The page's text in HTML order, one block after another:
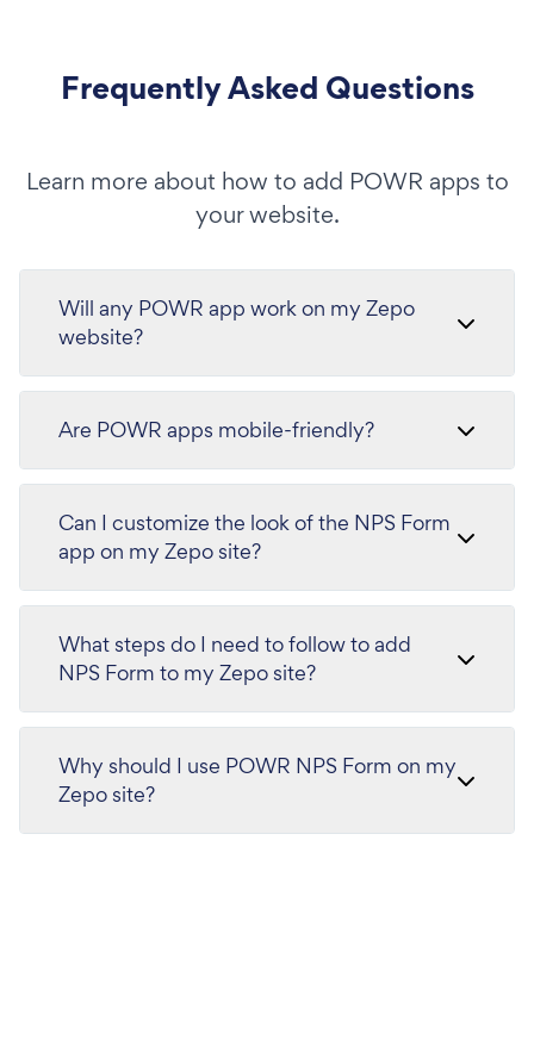
Frequently Asked Questions
Learn more about how to add POWR apps to
your website.
Will any POWR app work on my Zepo
website?
Are POWR apps mobile-friendly?
Can I customize the look of the NPS Form
app on my Zepo site?
What steps do I need to follow to add
NPS Form to my Zepo site?
Why should I use POWR NPS Form on my
Zepo site?